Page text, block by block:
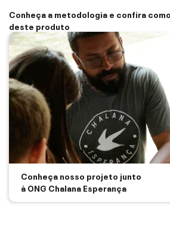
Conheça a metodologia e confira
deste produto
Conheça nosso projeto junto
à ONG Chalana Esperança